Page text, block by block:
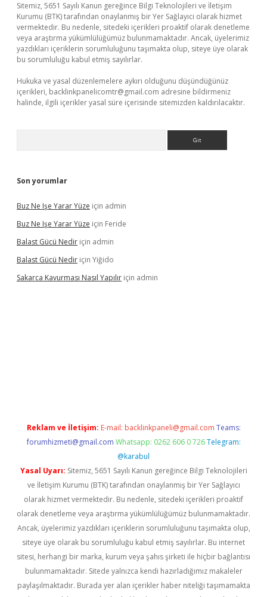
Sitemiz, 5651 Sayılı Kanun gereğince Bilgi Teknolojileri ve İletişim
Kurumu (BTK) tarafından onaylanmış bir Yer Sağlayıcı olarak hizmet
vermektedir. Bu nedenle, sitedeki içerikleri proaktif olarak denetleme
veya araştırma yükümlülüğümüz bulunmamaktadır. Ancak, üyelerimiz
yazdıkları içeriklerin sorumluluğunu taşımakta olup, siteye üye olarak
bu sorumluluğu kabul etmiş sayılırlar.
Hukuka ve yasal düzenlemelere aykırı olduğunu düşündüğünüz
içerikleri, backlinkpanelicomtr@gmail.com adresine bildirmeniz
halinde, ilgili içerikler yasal süre içerisinde sitemizden kaldırılacaktır.
Son yorumlar
Buz Ne Işe Yarar Yüze için admin
Buz Ne Işe Yarar Yüze için Feride
Balast Gücü Nedir için admin
Balast Gücü Nedir için Yiğido
Sakarca Kavurması Nasıl Yapılır için admin
Reklam ve İletişim: E-mail: backlinkpaneli@gmail.com Teams:
forumhizmeti@gmail.com Whatsapp: 0262 606 0 726 Telegram:
@karabul
Yasal Uyarı: Sitemiz, 5651 Sayılı Kanun gereğince Bilgi Teknolojileri
ve İletişim Kurumu (BTK) tarafından onaylanmış bir Yer Sağlayıcı
olarak hizmet vermektedir. Bu nedenle, sitedeki içerikleri proaktif
olarak denetleme veya araştırma yükümlülüğümüz bulunmamaktadır.
Ancak, üyelerimiz yazdıkları içeriklerin sorumluluğunu taşımakta olup,
siteye üye olarak bu sorumluluğu kabul etmiş sayılırlar. Bu internet
sitesi, herhangi bir marka, kurum veya şahıs şirketi ile hiçbir bağlantısı
bulunmamaktadır. Sitede yalnızca kendi hazırladığımız makaleler
paylaşılmaktadır. Burada yer alan içerikler haber niteliği taşımamakta